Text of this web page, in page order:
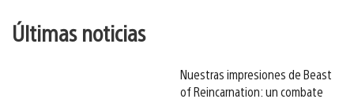
Últimas noticias
Nuestras impresiones de Beast
of Reincarnation: un combate